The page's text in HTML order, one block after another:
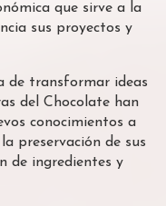
que sirve a la
sus proyectos y
de transformar ideas
del Chocolate han
conocimientos a
preservación de sus
de ingredientes y